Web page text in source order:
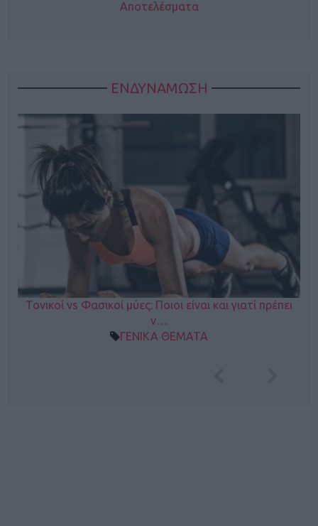
Αποτελέσματα
ΕΝΔΥΝΑΜΩΣΗ
Τονικοί vs Φασικοί μύες: Ποιοι είναι και γιατί πρέπει
ν…
ΓΕΝΙΚΑ ΘΕΜΑΤΑ